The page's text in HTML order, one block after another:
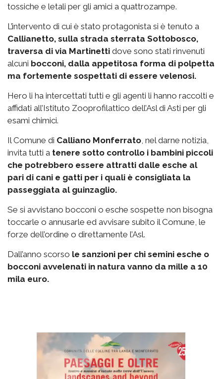
tossiche e letali per gli amici a quattrozampe.
L’intervento di cui è stato protagonista si è tenuto a
Callianetto, sulla strada sterrata Sottobosco,
traversa di via Martinetti dove sono stati rinvenuti
alcuni bocconi, dalla appetitosa forma di polpetta
ma fortemente sospettati di essere velenosi.
Hero li ha intercettati tutti e gli agenti li hanno raccolti e
affidati all’Istituto Zooprofilattico dell’Asl di Asti per gli
esami chimici.
Il Comune di Calliano Monferrato, nel darne notizia,
invita tutti a tenere sotto controllo i bambini piccoli
che potrebbero essere attratti dalle esche al
pari di cani e gatti per i quali è consigliata la
passeggiata al guinzaglio.
Se si avvistano bocconi o esche sospette non bisogna
toccarle o annusarle ed avvisare subito il Comune, le
forze dell’ordine o direttamente l’Asl.
Dall’anno scorso le sanzioni per chi semini esche o
bocconi avvelenati in natura vanno da mille a 10
mila euro.